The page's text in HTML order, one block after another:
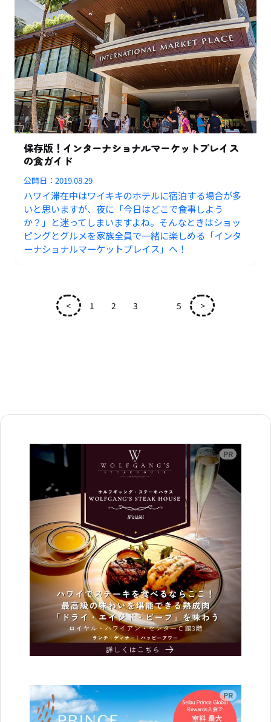
保存版！インターナショナルマーケットプレイス
の食ガイド
公開日：2019.08.29
ハワイ滞在中はワイキキのホテルに宿泊する場合が多
いと思いますが、夜に「今日はどこで食事しよう
か？」と迷ってしまいますよね。そんなときはショッ
ピングとグルメを家族全員で一緒に楽しめる「インタ
ーナショナルマーケットプレイス」へ！
< 1 2 3 5 >
広告
広告